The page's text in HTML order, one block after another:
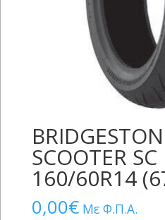
SCOOTER
160/60R14
0,00€ Με Φ.Π.Α.